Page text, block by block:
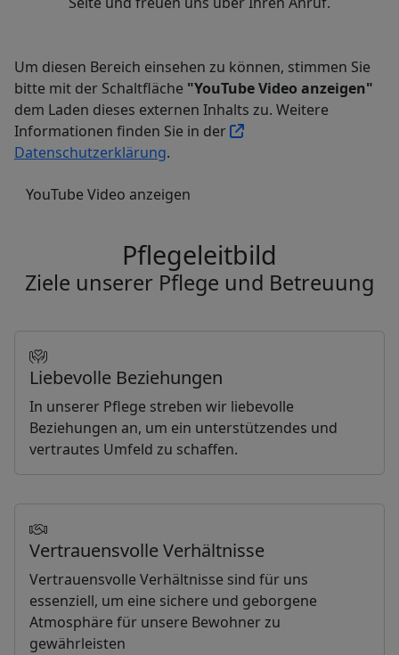
Um diesen Bereich einsehen zu können, stimmen Sie
bitte mit der Schaltfläche "YouTube Video anzeigen"
dem Laden dieses externen Inhalts zu. Weitere
Informationen finden Sie in der
Datenschutzerklärung.
YouTube Video anzeigen
Pflegeleitbild
Ziele unserer Pflege und Betreuung
Liebevolle Beziehungen
In unserer Pflege streben wir liebevolle
Beziehungen an, um ein unterstützendes und
vertrautes Umfeld zu schaffen.
Vertrauensvolle Verhältnisse
Vertrauensvolle Verhältnisse sind für uns
essenziell, um eine sichere und geborgene
Atmosphäre für unsere Bewohner zu
gewährleisten